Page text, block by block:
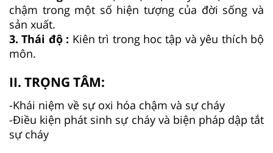
chậm trong một số hiện tượng của đời sống và
sản xuất.
3. Thái độ : Kiên trì trong hoc tập và yêu thích bộ
môn.
II. TRỌNG TÂM:
-Khái niệm về sự oxi hóa chậm và sự cháy
-Điều kiện phát sinh sự cháy và biện pháp dập tắt
sự cháy